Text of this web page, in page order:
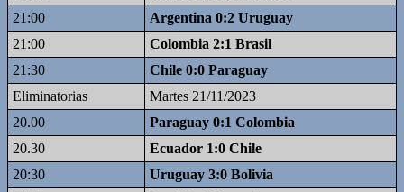
21:00
Argentina 0:2 Uruguay
21:00
Colombia 2:1 Brasil
21:30
Chile 0:0 Paraguay
Eliminatorias
Martes 21/11/2023
20.00
Paraguay 0:1 Colombia
20.30
Ecuador 1:0 Chile
20:30
Uruguay 3:0 Bolivia